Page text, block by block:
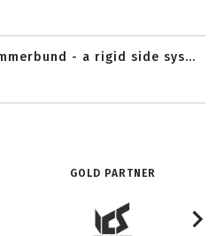
- a rigid side sys...
GOLD PARTNER